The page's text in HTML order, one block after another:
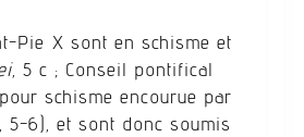
Pie X sont en schisme et
, 5 c ; Conseil pontifical
schisme encourue par
5-6), et sont donc soumis